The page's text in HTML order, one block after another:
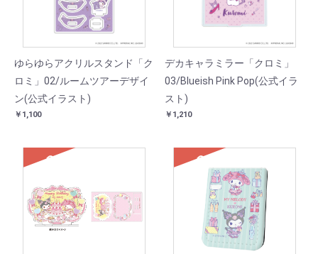
ゆらゆらアクリルスタンド「ク
ロミ」02/ルームツアーデザイ
ン(公式イラスト)
￥1,100
デカキャラミラー「クロミ」
03/Blueish Pink Pop(公式イラ
スト)
￥1,210
SOLD SOLD